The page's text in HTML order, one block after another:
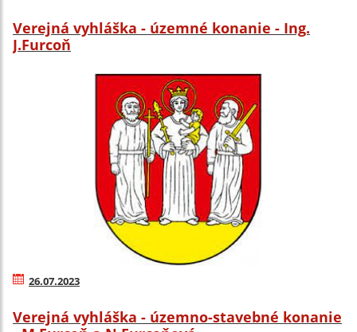
Verejná vyhláška - územné konanie - Ing.
J.Furcoň
26.07.2023
Verejná vyhláška - územno-stavebné konanie